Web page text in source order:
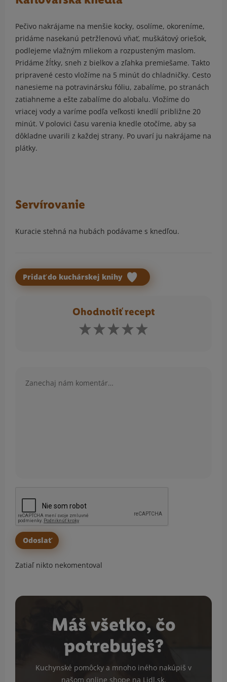
Pečivo nakrájame na menšie kocky, osolíme, okoreníme,
pridáme nasekanú petržlenovú vňať, muškátový oriešok,
podlejeme vlažným mliekom a rozpusteným maslom.
Pridáme žĺtky, sneh z bielkov a zľahka premiešame. Takto
pripravené cesto vložíme na 5 minút do chladničky. Cesto
nanesieme na potravinársku fóliu, zabalíme, po stranách
zatiahneme a ešte zabalíme do alobalu. Vložíme do
vriacej vody a varíme podľa veľkosti knedlí približne 20
minút. V polovici času varenia knedle otočíme, aby sa
dôkladne uvarili z každej strany. Po uvarí ju nakrájame na
plátky.
Servírovanie
Kuracie stehná na hubách podávame s knedľou.
Pridať do kuchárskej knihy
Ohodnotiť recept
Zatiaľ nikto nekomentoval
Máš všetko, čo
potrebuješ?
Kuchynské pomôcky a mnoho iného nakúpiš v
našom online shope na Lidl.sk.